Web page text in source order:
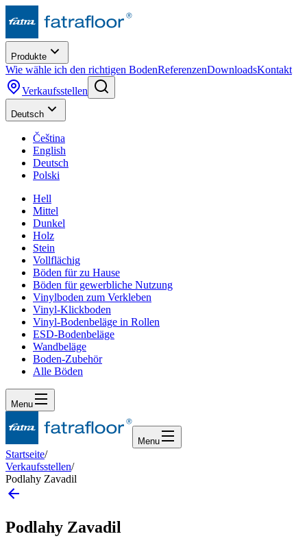
Produkte
Wie wähle ich den richtigen BodenReferenzenDownloadsKontakt
Verkaufsstellen
Deutsch
Čeština
English
Deutsch
Polski
Hell
Mittel
Dunkel
Holz
Stein
Vollflächig
Böden für zu Hause
Böden für gewerbliche Nutzung
Vinylboden zum Verkleben
Vinyl-Klickboden
Vinyl-Bodenbeläge in Rollen
ESD-Bodenbeläge
Wandbeläge
Boden-Zubehör
Alle Böden
Menu
Menu
Startseite/
Verkaufsstellen/
Podlahy Zavadil
Podlahy Zavadil